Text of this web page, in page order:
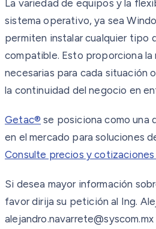
La variedad de equipos y la
sistema operativo, ya sea
permiten instalar cualquier tipo
compatible. Esto proporciona
necesarias para cada situación
la continuidad del negocio en
Getac® se posiciona como una
en el mercado para soluciones
Consulte precios y cotizaciones
Si desea mayor información
favor dirija su petición al Ing.